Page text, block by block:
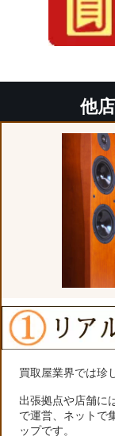
他
買取屋業界では珍
出張拠点や店舗に
で運営、ネットで
ップです。